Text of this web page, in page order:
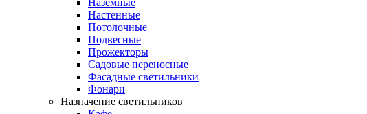
Наземные
Настенные
Потолочные
Подвесные
Прожекторы
Садовые переносные
Фасадные светильники
Фонари
Назначение светильников